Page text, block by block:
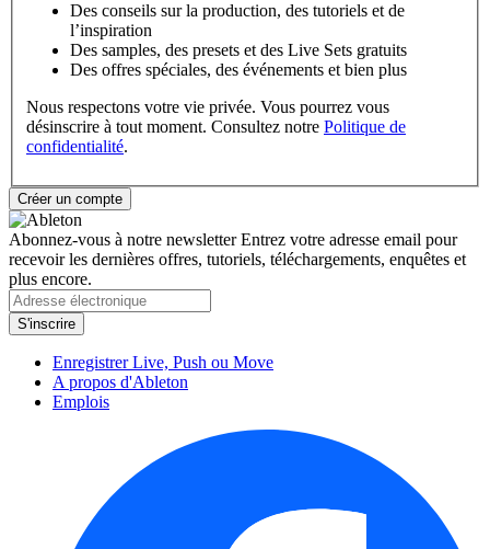
Des conseils sur la production, des tutoriels et de
l’inspiration
Des samples, des presets et des Live Sets gratuits
Des offres spéciales, des événements et bien plus
Nous respectons votre vie privée. Vous pourrez vous
désinscrire à tout moment. Consultez notre Politique de
confidentialité.
Abonnez-vous à notre newsletterEntrez votre adresse email pour
recevoir les dernières offres, tutoriels, téléchargements, enquêtes et
plus encore.
Enregistrer Live, Push ou Move
A propos d'Ableton
Emplois